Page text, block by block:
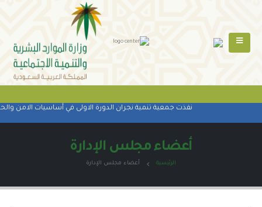
نفذت جمعية تنمية نجران الدورة الاولى في أساسيات الامن
أعضاء مجلس الإدارة
الرئيسية أعضاء مجلس الإدارة